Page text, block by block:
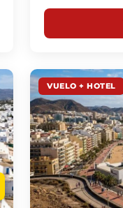
VUELO + HOTEL